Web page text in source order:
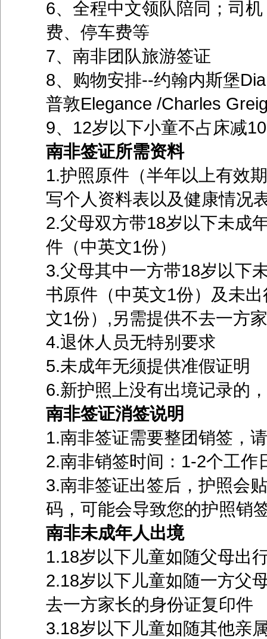
6、全程中文领队陪同；司
费、停车费等
7、南非团队旅游签证
8、购物安排--约翰内斯堡
普敦Elegance /Charles
9、12岁以下小童不占床减
南非签证所需资料
1.护照原件（半年以上有效
写个人资料表以及健康情况
2.父母双方带18岁以下未成
件（中英文1份）
3.父母其中一方带18岁以下
书原件（中英文1份）及未
文1份）,另需提供不去一方
4.退休人员无特别要求
5.未成年无须提供准假证明
6.新护照上没有出境记录的
南非签证消签说明
1.南非签证需要整团销签，
2.南非销签时间：1-2个工作
3.南非签证出签后，护照会
码，可能会导致您的护照销
南非未成年人出境
1.18岁以下儿童如随父母出
2.18岁以下儿童如随一方父
去一方家长的身份证复印件
3.18岁以下儿童如随其他亲